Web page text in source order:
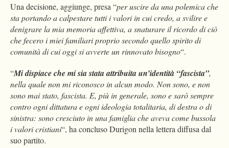
Una decisione, aggiunge, presa “per uscire da una polemica che
sta portando a calpestare tutti i valori in cui credo, a svilire e
denigrare la mia memoria affettiva, a snaturare il ricordo di ciò
che fecero i miei familiari proprio secondo quello spirito di
comunità di cui oggi si avverte un rinnovato bisogno“.
“Mi dispiace che mi sia stata attribuita un’identità “fascista”,
nella quale non mi riconosco in alcun modo. Non sono, e non
sono mai stato, fascista. E, più in generale, sono e sarò sempre
contro ogni dittatura e ogni ideologia totalitaria, di destra o di
sinistra: sono cresciuto in una famiglia che aveva come bussola
i valori cristiani“, ha concluso Durigon nella lettera diffusa dal
suo partito.